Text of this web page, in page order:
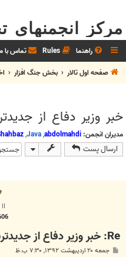
مرکز
راهنما Rules تماس با
صفحه اول تالار
بخش جنگ افزار
خبر وزیر دفاع از
مدیران انجمن: abdolmahdi
,
Java
,
ارسال پست
Re: خبر وزیر دفاع از جدیدترین پهپاد ایران
جمعه ۲۰ اردیبهشت ۱۳۹۲, ۷:۳۰ ب.ظ